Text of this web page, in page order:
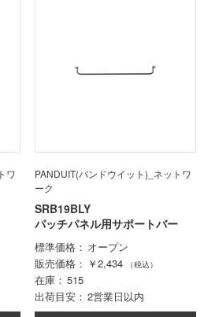
ワ
PANDUIT(パンドウイット)_ネットワ
ーク
SRB19BLY
パッチパネル用サポートバー
標準価格
オープン
販売価格
￥2,434 （税込）
在庫
515
出荷目安
2営業日以内